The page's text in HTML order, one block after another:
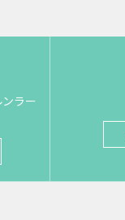
ラー